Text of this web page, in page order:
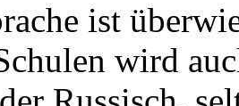
ist
wird